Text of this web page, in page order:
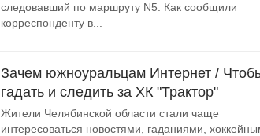
следовавший по маршруту N5. Как сообщили
корреспонденту в...
Зачем южноуральцам Интернет /
гадать и следить за ХК "Трактор"
Жители Челябинской области стали чаще
интересоваться новостями, гаданиями,